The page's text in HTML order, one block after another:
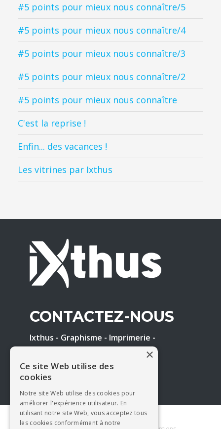
#5 points pour mieux nous connaître/5
#5 points pour mieux nous connaître/4
#5 points pour mieux nous connaître/3
#5 points pour mieux nous connaître/2
#5 points pour mieux nous connaître
C'est la reprise !
Enfin... des vacances !
Les vitrines par Ixthus
CONTACTEZ-NOUS
Ixthus - Graphisme - Imprimerie -
Enseigne
Tél. : 05 65 61 17 41
E-mail : contact@ixthus.fr
×
Ce site Web utilise des
cookies
Notre site Web utilise des cookies pour
améliorer l'expérience utilisateur. En
utilisant notre site Web, vous acceptez tous
les cookies conformément à notre